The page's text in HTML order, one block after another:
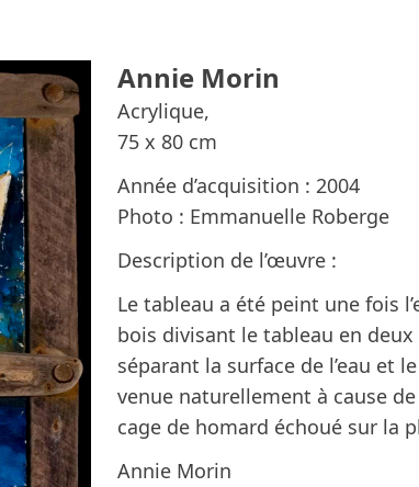
Annie Morin
Acrylique,
75 x 80 cm
Année d’acquisition : 2004
Photo : Emmanuelle Roberge
Description de l’œuvre :
Le tableau a été peint une fois
bois divisant le tableau en
séparant la surface de l’eau et
venue naturellement à cause
cage de homard échoué sur la
Annie Morin